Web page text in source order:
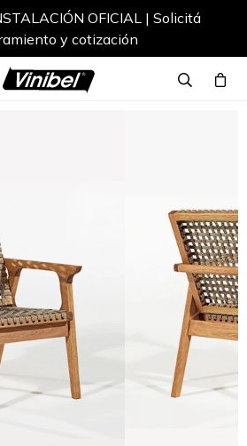
OFICIAL | Solicitá
y cotización